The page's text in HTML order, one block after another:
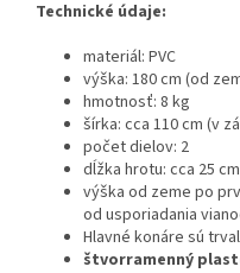
Technické údaje:
materiál: PVC
výška: 180 cm (od
hmotnosť: 8 kg
šírka: cca 110 cm (v
počet dielov: 2
dĺžka hrotu: cca 25 cm
výška od zeme po
od usporiadania
Hlavné konáre sú
štvorramenný